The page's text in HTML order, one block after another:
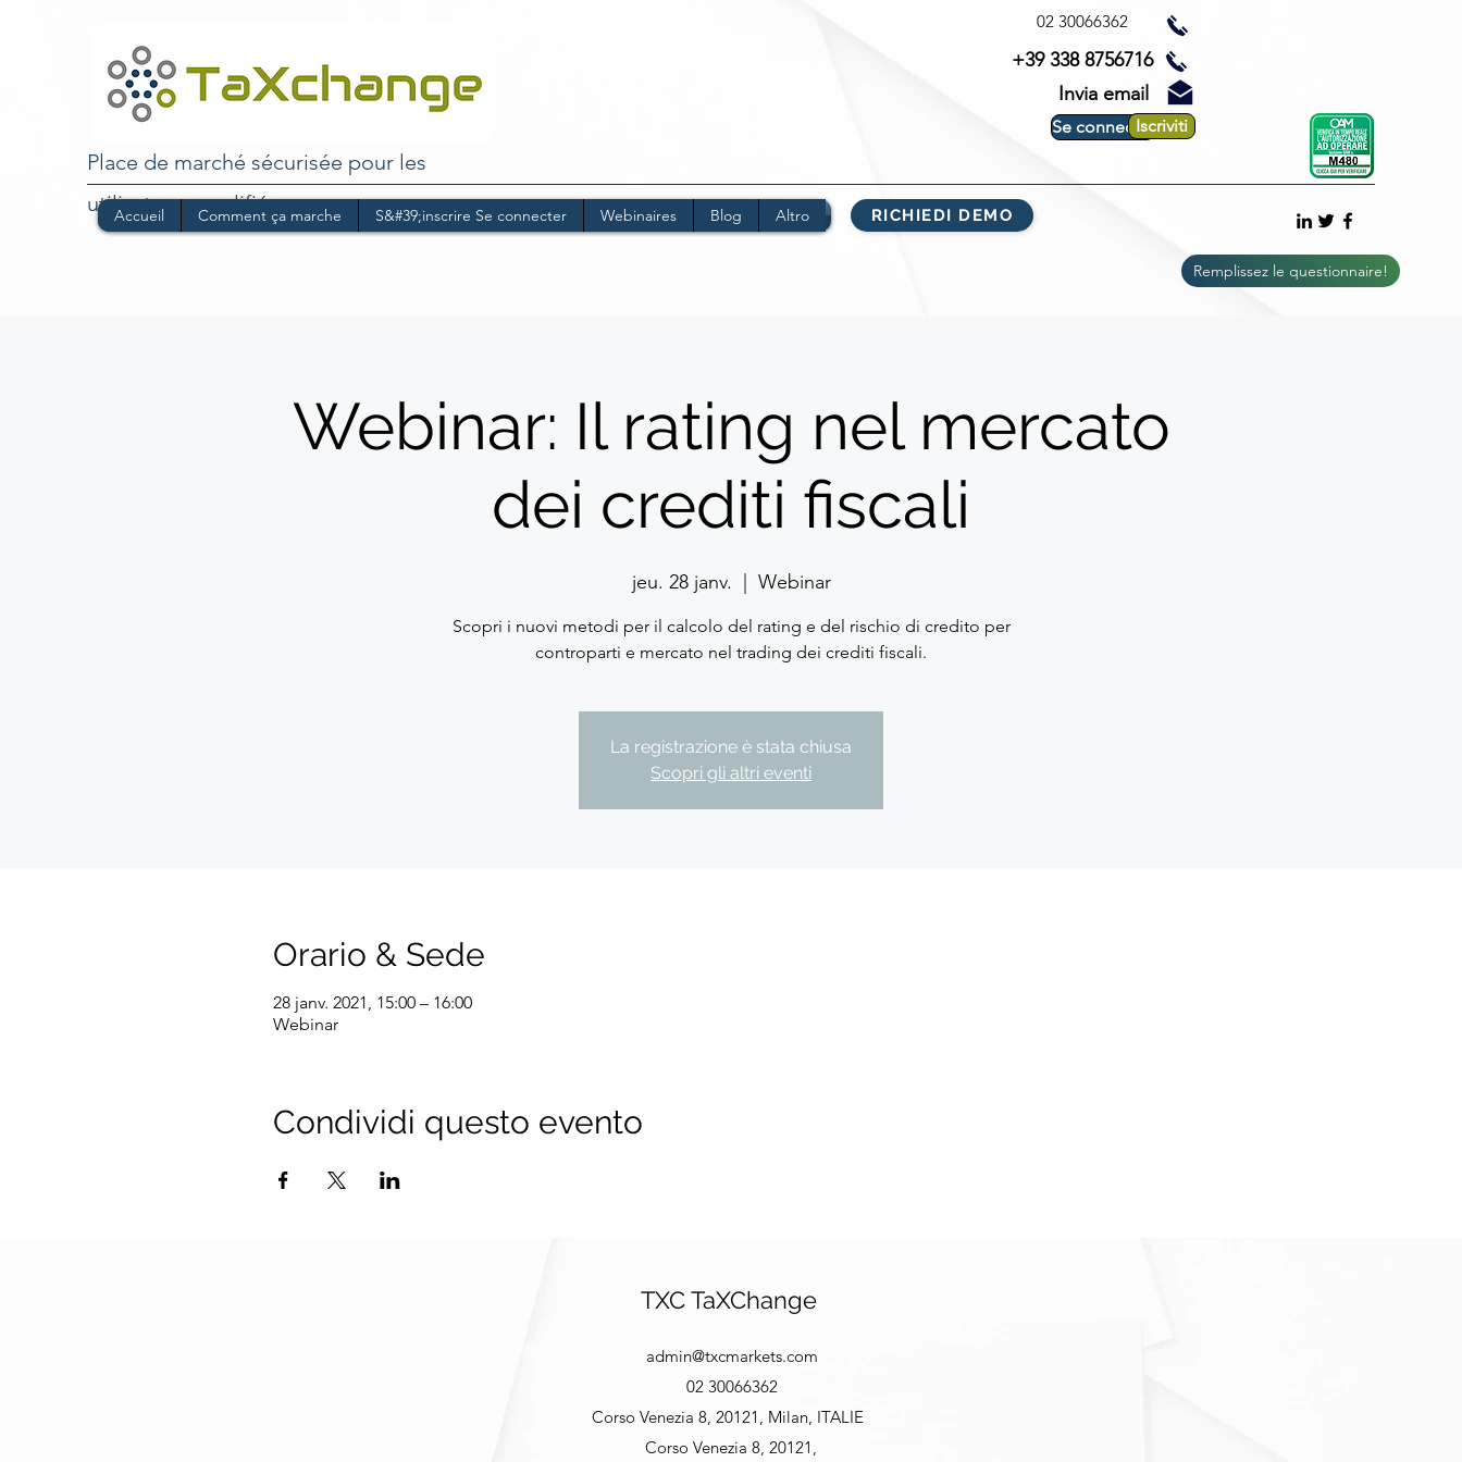
Place de marché sécurisée pour les
utilisateurs qualifiés
02 30066362
Invia email
+39 338 8756716
Se connecterIscriviti
Remplissez le questionnaire!
Accueil Comment ça marche S&#39;inscrire Se connecter Webinaires Blog Altro RICHIEDI DEMO
Webinar: Il rating nel mercato
dei crediti fiscali
jeu. 28 janv. Webinar
Scopri i nuovi metodi per il calcolo del rating e del rischio di credito per
controparti e mercato nel trading dei crediti fiscali.
La registrazione è stata chiusa
Scopri gli altri eventi
Orario & Sede
28 janv. 2021, 15:00 – 16:00
Webinar
Condividi questo evento
TXC TaXChange
admin@txcmarkets.com
02 30066362
Corso Venezia 8, 20121, Milan, ITALIE
Corso Venezia 8, 20121,